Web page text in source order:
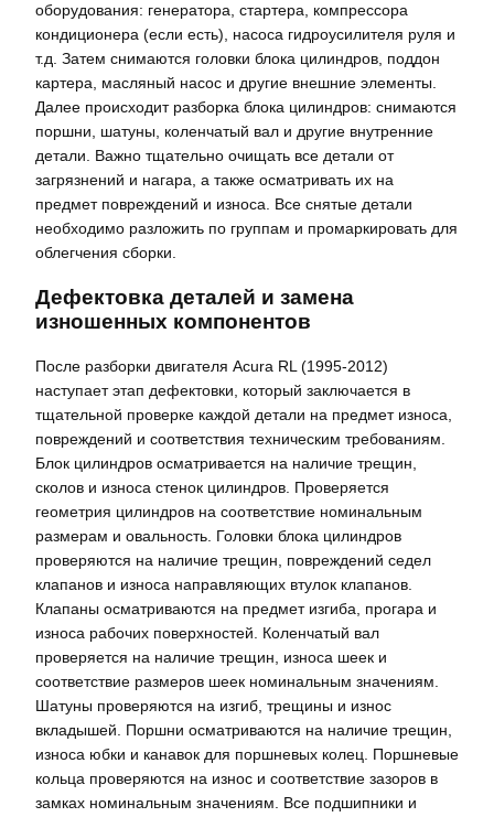
оборудования: генератора, стартера, компрессора
кондиционера (если есть), насоса гидроусилителя руля и
т.д. Затем снимаются головки блока цилиндров, поддон
картера, масляный насос и другие внешние элементы.
Далее происходит разборка блока цилиндров: снимаются
поршни, шатуны, коленчатый вал и другие внутренние
детали. Важно тщательно очищать все детали от
загрязнений и нагара, а также осматривать их на
предмет повреждений и износа. Все снятые детали
необходимо разложить по группам и промаркировать для
облегчения сборки.
Дефектовка деталей и замена
изношенных компонентов
После разборки двигателя Acura RL (1995-2012)
наступает этап дефектовки, который заключается в
тщательной проверке каждой детали на предмет износа,
повреждений и соответствия техническим требованиям.
Блок цилиндров осматривается на наличие трещин,
сколов и износа стенок цилиндров. Проверяется
геометрия цилиндров на соответствие номинальным
размерам и овальность. Головки блока цилиндров
проверяются на наличие трещин, повреждений седел
клапанов и износа направляющих втулок клапанов.
Клапаны осматриваются на предмет изгиба, прогара и
износа рабочих поверхностей. Коленчатый вал
проверяется на наличие трещин, износа шеек и
соответствие размеров шеек номинальным значениям.
Шатуны проверяются на изгиб, трещины и износ
вкладышей. Поршни осматриваются на наличие трещин,
износа юбки и канавок для поршневых колец. Поршневые
кольца проверяются на износ и соответствие зазоров в
замках номинальным значениям. Все подшипники и